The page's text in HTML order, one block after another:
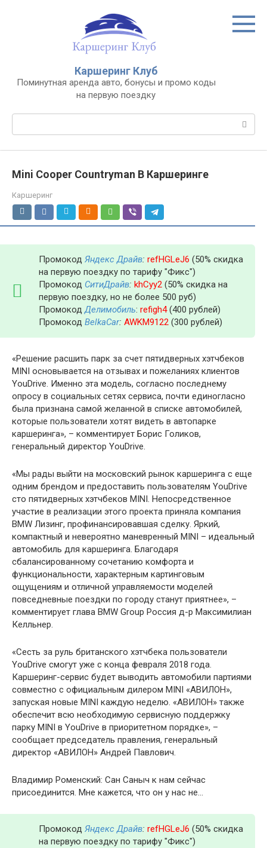
Каршеринг Клуб
Поминутная аренда авто, бонусы и промо коды
на первую поездку
Поиск:
Mini Cooper Countryman В Каршеринге
Каршеринг
Промокод Яндекс Драйв: refHGLeJ6 (50% скидка
на первую поездку по тарифу "Фикс")
Промокод СитиДрайв: khCyy2 (50% скидка на
первую поездку, но не более 500 руб)
ПромокодДелимобиль: refigh4(400 рублей)
Промокод BelkaCar: AWKM9122 (300 рублей)
«Решение расшить парк за счет пятидверных хэтчбеков
MINI основывается на отзывах и пожеланиях клиентов
YouDrive. Именно эта модель, согласно последнему
опросу в социальных сетях сервиса, почти единогласно
была признана самой желанной в списке автомобилей,
которые пользователи хотят видеть в автопарке
каршеринга», – комментирует Борис Голиков,
генеральный директор YouDrive.
«Мы рады выйти на московский рынок каршеринга с еще
одним брендом и предоставить пользователям YouDrive
сто пятидверных хэтчбеков MINI. Непосредственное
участие в реализации этого проекта приняла компания
BMW Лизинг, профинансировавшая сделку. Яркий,
компактный и невероятно маневренный MINI – идеальный
автомобиль для каршеринга. Благодаря
сбалансированному сочетанию комфорта и
функциональности, характерным картинговым
ощущениям и отличной управляемости моделей
повседневные поездки по городу станут приятнее», –
комментирует глава BMW Group Россия д-р Максимилиан
Келльнер.
«Сесть за руль британского хэтчбека пользователи
YouDrive смогут уже с конца февраля 2018 года.
Каршеринг-сервис будет выводить автомобили партиями
совместно с официальным дилером MINI «АВИЛОН»,
запуская новые MINI каждую неделю. «АВИЛОН» также
обеспечит всю необходимую сервисную поддержку
парку MINI в YouDrive в приоритетном порядке», –
сообщает председатель правления, генеральный
директор «АВИЛОН» Андрей Павлович.
Владимир Роменский: Сан Саныч к нам сейчас
присоединится. Мне кажется, что он у нас не…
Промокод Яндекс Драйв: refHGLeJ6 (50% скидка
на первую поездку по тарифу "Фикс")